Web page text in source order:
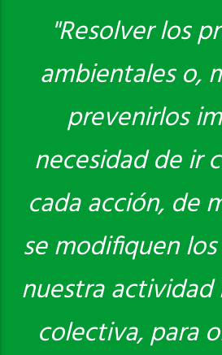
Saber más
"Resolver los
ambientales o,
prevenirlos
necesidad de ir
cada acción, de
se modifiquen
nuestra
colectiva, para